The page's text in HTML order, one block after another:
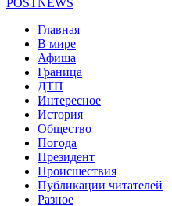
POSTNEWS
Главная
В мире
Афиша
Граница
ДТП
Интересное
История
Общество
Погода
Президент
Происшествия
Публикации читателей
Разное